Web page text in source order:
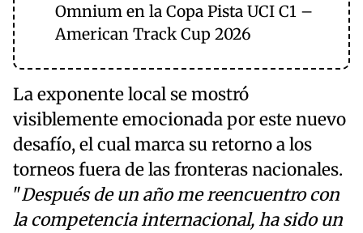
Omnium en la Copa Pista UCI C1 –
American Track Cup 2026
La exponente local se mostró
visiblemente emocionada por este nuevo
desafío, el cual marca su retorno a los
torneos fuera de las fronteras nacionales.
"Después de un año me reencuentro con
la competencia internacional, ha sido un